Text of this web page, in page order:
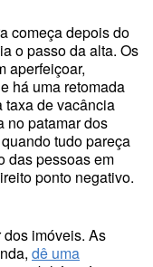
começa depois do
o passo da alta. Os
aperfeiçoar,
há uma retomada
taxa de vacância
no patamar dos
tudo pareça
das pessoas em
ponto negativo.
imóveis. As
dê uma